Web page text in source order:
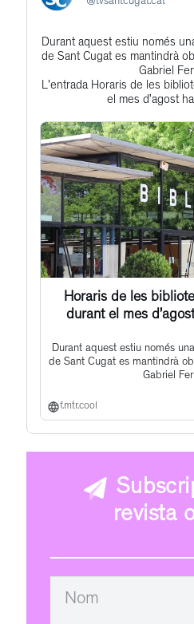
to
Durant aquest estiu només
de Sant Cugat es mantindrà
Gabriel
L'entrada Horaris de les
el mes d’agost
Horaris de les
durant el mes
Durant aquest estiu només
de Sant Cugat es mantindrà
Gabriel
f.mtr.cool
revista